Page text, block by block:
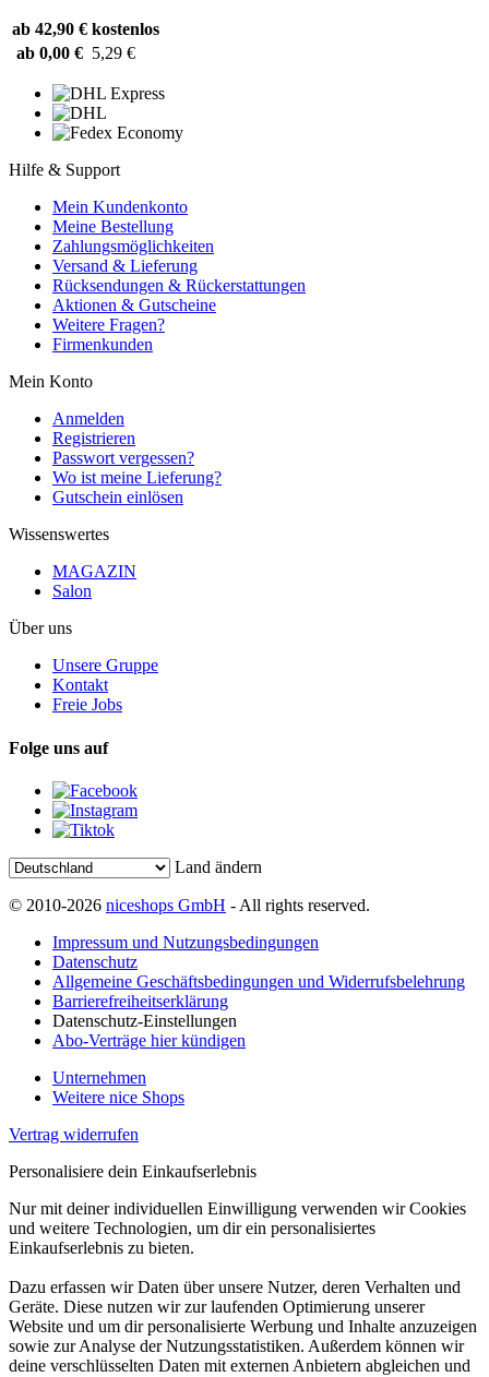
ab 42,90 € kostenlos
ab 0,00 € 5,29 €
Hilfe & Support
Mein Kundenkonto
Meine Bestellung
Zahlungsmöglichkeiten
Versand & Lieferung
Rücksendungen & Rückerstattungen
Aktionen & Gutscheine
Weitere Fragen?
Firmenkunden
Mein Konto
Anmelden
Registrieren
Passwort vergessen?
Wo ist meine Lieferung?
Gutschein einlösen
Wissenswertes
MAGAZIN
Salon
Über uns
Unsere Gruppe
Kontakt
Freie Jobs
Folge uns auf
Land ändern
© 2010-2026 niceshops GmbH - All rights reserved.
Impressum und Nutzungsbedingungen
Datenschutz
Allgemeine Geschäftsbedingungen und Widerrufsbelehrung
Barrierefreiheitserklärung
Datenschutz-Einstellungen
Abo-Verträge hier kündigen
Unternehmen
Weitere nice Shops
Vertrag widerrufen
Personalisiere dein Einkaufserlebnis
Nur mit deiner individuellen Einwilligung verwenden wir Cookies
und weitere Technologien, um dir ein personalisiertes
Einkaufserlebnis zu bieten.
Dazu erfassen wir Daten über unsere Nutzer, deren Verhalten und
Geräte. Diese nutzen wir zur laufenden Optimierung unserer
Website und um dir personalisierte Werbung und Inhalte anzuzeigen
sowie zur Analyse der Nutzungsstatistiken. Außerdem können wir
deine verschlüsselten Daten mit externen Anbietern abgleichen und